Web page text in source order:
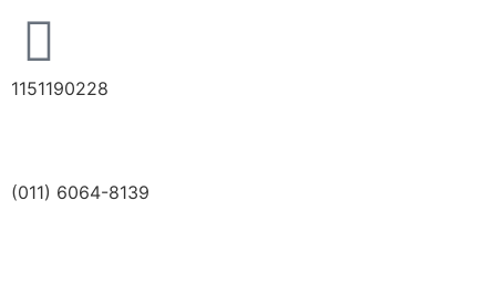
1151190228
(011) 6064-8139